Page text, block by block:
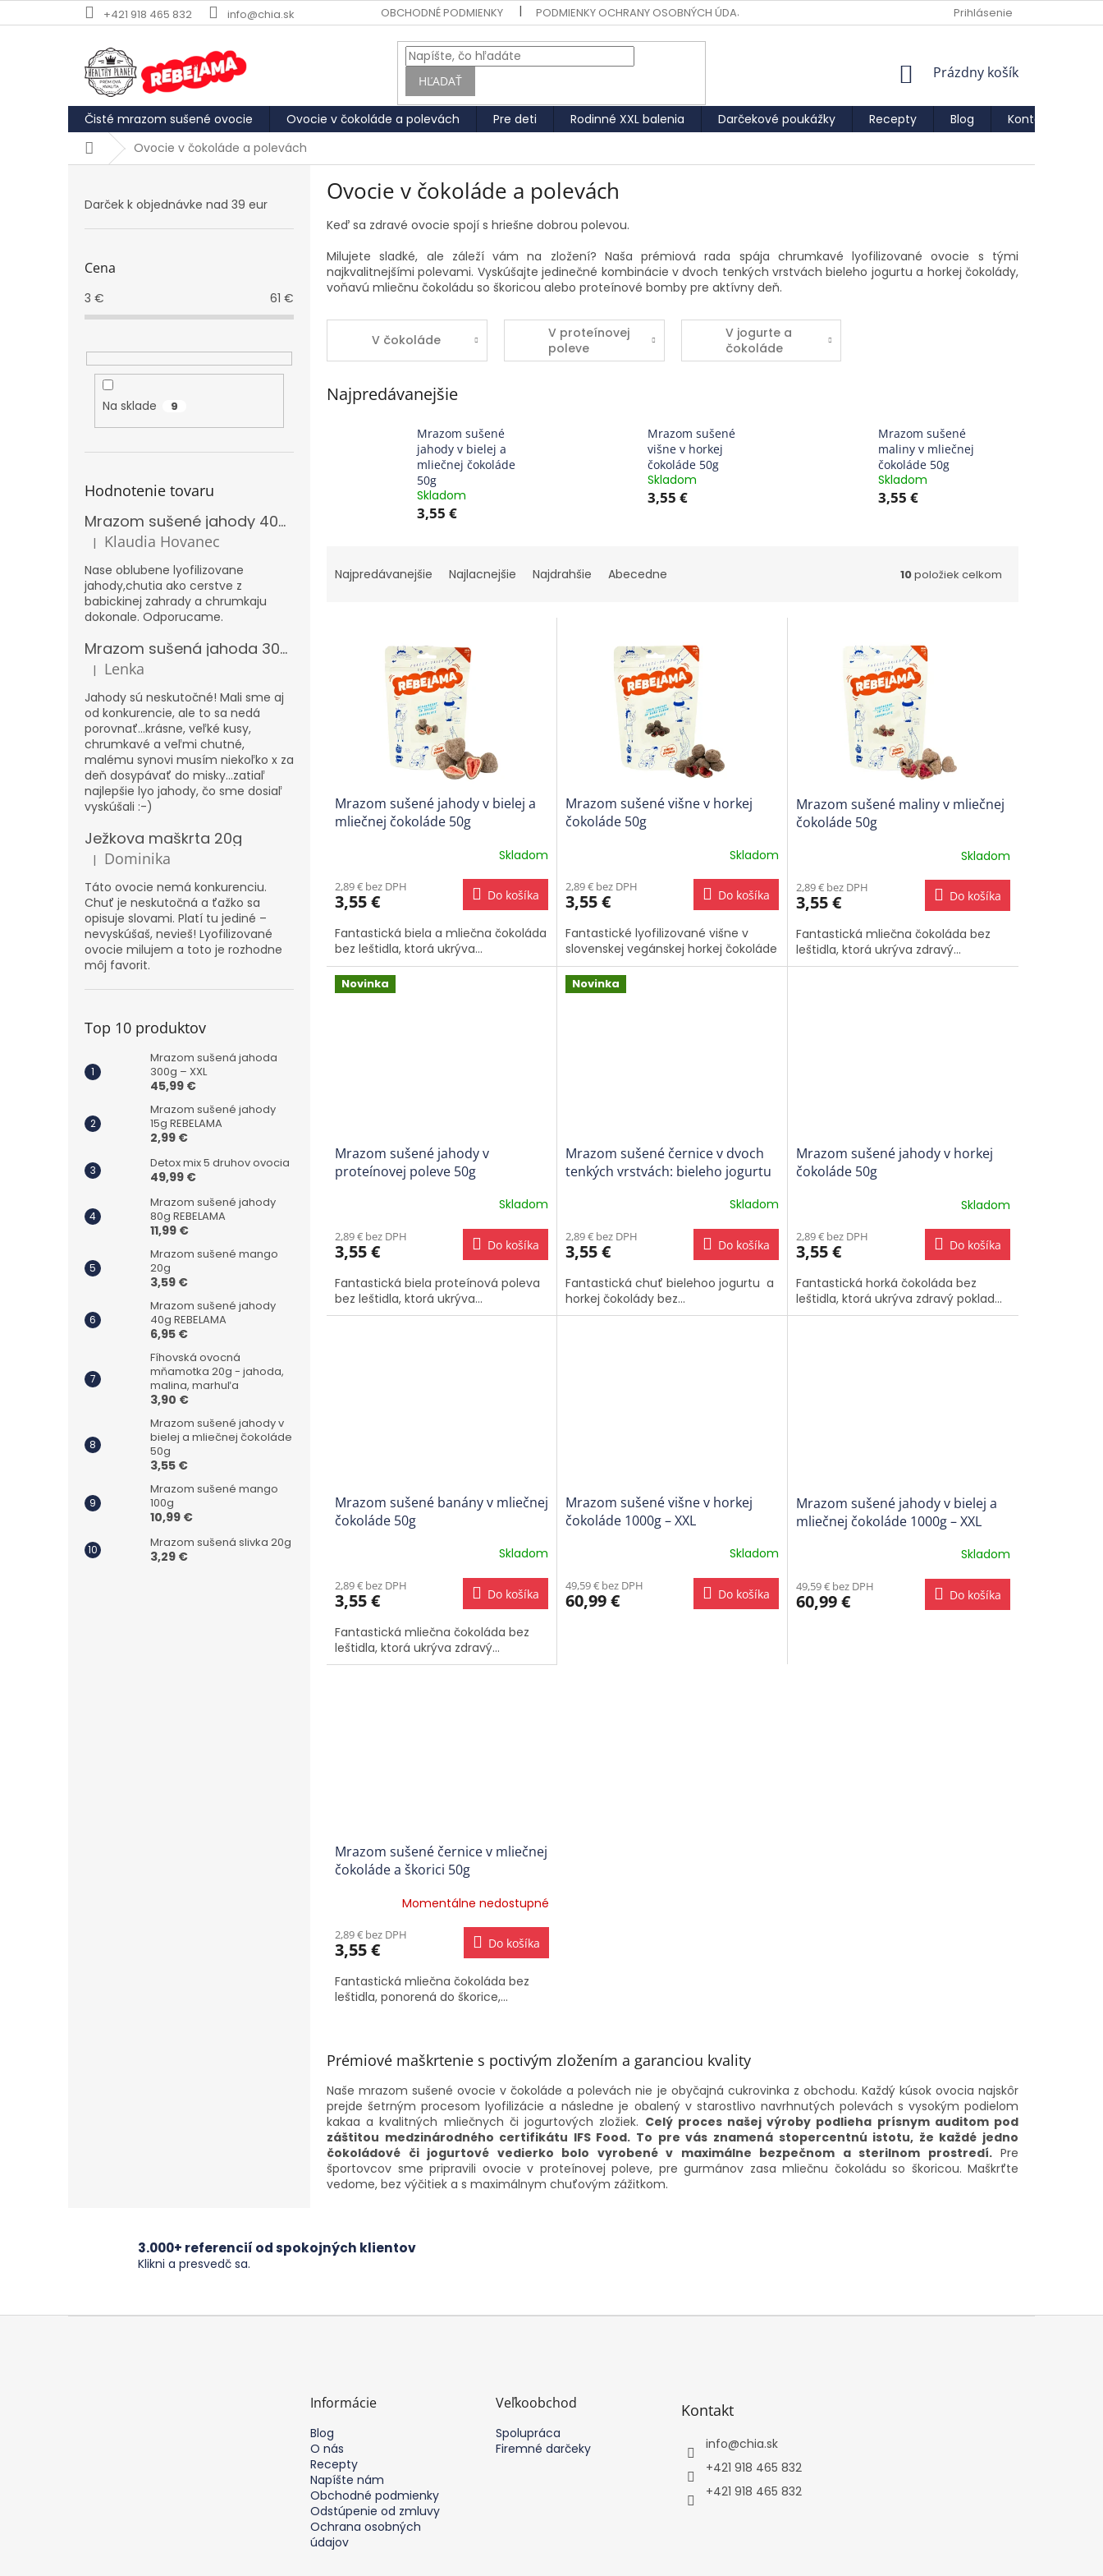
na
+421 918 465 832 info@chia.sk OBCHODNÉ PODMIENKY PODMIENKY OCHRANY OSOBNÝCH ÚDAJOV Prihlásenie
HĽADAŤ
NÁKUPNÝ
Prázdny košík
Čisté mrazom sušené ovocie Ovocie v čokoláde a polevách Pre deti Rodinné XXL balenia Darčekové poukážky Recepty Blog Kontakty
DomovOvocie v čokoláde a polevách
Darček k objednávke nad 39 eur
Cena
3 € 61 €
Na sklade 9
Hodnotenie tovaru
Mrazom sušené jahody 40g REBELAMA
Hodnotenie produktu je 5 z 5 hviezdičiek.
| Klaudia Hovanec
Nase oblubene lyofilizovane
jahody,chutia ako cerstve z
babickinej zahrady a chrumkaju
dokonale. Odporucame.
Mrazom sušená jahoda 300g – XXL
Hodnotenie produktu je 5 z 5 hviezdičiek.
| Lenka
Jahody sú neskutočné! Mali sme aj
od konkurencie, ale to sa nedá
porovnať...krásne, veľké kusy,
chrumkavé a veľmi chutné,
malému synovi musím niekoľko x za
deň dosypávať do misky...zatiaľ
najlepšie lyo jahody, čo sme dosiaľ
vyskúšali :-)
Ježkova maškrta 20g
Hodnotenie produktu je 5 z 5 hviezdičiek.
| Dominika
Táto ovocie nemá konkurenciu.
Chuť je neskutočná a ťažko sa
opisuje slovami. Platí tu jediné –
nevyskúšaš, nevieš! Lyofilizované
ovocie milujem a toto je rozhodne
môj favorit.
Top 10 produktov
Mrazom sušená jahoda
300g – XXL
45,99 €
Mrazom sušené jahody
15g REBELAMA
2,99 €
Detox mix 5 druhov ovocia
49,99 €
Mrazom sušené jahody
80g REBELAMA
11,99 €
Mrazom sušené mango
20g
3,59 €
Mrazom sušené jahody
40g REBELAMA
6,95 €
Fíhovská ovocná
mňamotka 20g - jahoda,
malina, marhuľa
3,90 €
Mrazom sušené jahody v
bielej a mliečnej čokoláde
50g
3,55 €
Mrazom sušené mango
100g
10,99 €
Mrazom sušená slivka 20g
3,29 €
Ovocie v čokoláde a polevách
Keď sa zdravé ovocie spojí s hriešne dobrou polevou.
Milujete sladké, ale záleží vám na zložení? Naša prémiová rada spája chrumkavé lyofilizované ovocie s tými
najkvalitnejšími polevami. Vyskúšajte jedinečné kombinácie v dvoch tenkých vrstvách bieleho jogurtu a horkej čokolády,
voňavú mliečnu čokoládu so škoricou alebo proteínové bomby pre aktívny deň.
V čokoláde
V proteínovej
poleve
V jogurte a
čokoláde
Najpredávanejšie
Mrazom sušené
jahody v bielej a
mliečnej čokoláde
50g
Skladom
3,55 €
Mrazom sušené
višne v horkej
čokoláde 50g
Skladom
3,55 €
Mrazom sušené
maliny v mliečnej
čokoláde 50g
Skladom
3,55 €
Najpredávanejšie Najlacnejšie Najdrahšie Abecedne 10položiek celkom
Mrazom sušené jahody v bielej a
mliečnej čokoláde 50g
Skladom
2,89 € bez DPH
3,55 € Do košíka
Fantastická biela a mliečna čokoláda
bez leštidla, ktorá ukrýva...
Mrazom sušené višne v horkej
čokoláde 50g
produktu
je
z
5
hviezdičiek.
Skladom
2,89 € bez DPH
3,55 € Do košíka
Fantastické lyofilizované višne v
slovenskej vegánskej horkej čokoláde
Mrazom sušené maliny v mliečnej
čokoláde 50g
Skladom
2,89 € bez DPH
3,55 € Do košíka
Fantastická mliečna čokoláda bez
leštidla, ktorá ukrýva zdravý...
Novinka
Mrazom sušené jahody v
proteínovej poleve 50g
Skladom
2,89 € bez DPH
3,55 € Do košíka
Fantastická biela proteínová poleva
bez leštidla, ktorá ukrýva...
Novinka
Mrazom sušené černice v dvoch
tenkých vrstvách: bieleho jogurtu
Skladom
2,89 € bez DPH
3,55 € Do košíka
Fantastická chuť bielehoo jogurtu a
horkej čokolády bez...
Mrazom sušené jahody v horkej
čokoláde 50g
Skladom
2,89 € bez DPH
3,55 € Do košíka
Fantastická horká čokoláda bez
leštidla, ktorá ukrýva zdravý poklad...
Mrazom sušené banány v mliečnej
čokoláde 50g
produktu
je
z
5
hviezdičiek.
Skladom
2,89 € bez DPH
3,55 € Do košíka
Fantastická mliečna čokoláda bez
leštidla, ktorá ukrýva zdravý...
Mrazom sušené višne v horkej
čokoláde 1000g – XXL
Skladom
49,59 € bez DPH
60,99 € Do košíka
Mrazom sušené jahody v bielej a
mliečnej čokoláde 1000g – XXL
Skladom
49,59 € bez DPH
60,99 € Do košíka
Mrazom sušené černice v mliečnej
čokoláde a škorici 50g
Momentálne nedostupné
2,89 € bez DPH
3,55 € Do košíka
Fantastická mliečna čokoláda bez
leštidla, ponorená do škorice,...
l
á
d
a
c
i
e
p
s
Prémiové maškrtenie s poctivým zložením a garanciou kvality
Naše mrazom sušené ovocie v čokoláde a polevách nie je obyčajná cukrovinka z obchodu. Každý kúsok ovocia najskôr
prejde šetrným procesom lyofilizácie a následne je obalený v starostlivo navrhnutých polevách s vysokým podielom
kakaa a kvalitných mliečnych či jogurtových zložiek. Celý proces našej výroby podlieha prísnym auditom pod
záštitou medzinárodného certifikátu IFS Food. To pre vás znamená stopercentnú istotu, že každé jedno
čokoládové či jogurtové vedierko bolo vyrobené v maximálne bezpečnom a sterilnom prostredí.Pre
športovcov sme pripravili ovocie v proteínovej poleve, pre gurmánov zasa mliečnu čokoládu so škoricou. Maškrťte
vedome, bez výčitiek a s maximálnym chuťovým zážitkom.
3.000+ referencií od spokojných klientov
Klikni a presvedč sa.
Informácie
Blog
O nás
Recepty
Napíšte nám
Obchodné podmienky
Odstúpenie od zmluvy
Ochrana osobných
údajov
Veľkoobchod
Spolupráca
Firemné darčeky
Kontakt
info@chia.sk
+421 918 465 832
+421 918 465 832